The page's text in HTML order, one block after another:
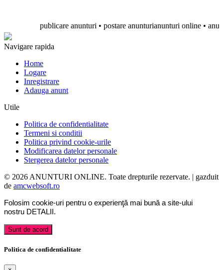
publicare anunturi • postare anunturianunturi online •
Navigare rapida
Home
Logare
Inregistrare
Adauga anunt
Utile
Politica de confidentialitate
Termeni si conditii
Politica privind cookie-urile
Modificarea datelor personale
Stergerea datelor personale
© 2026 ANUNTURI ONLINE. Toate drepturile rezervate. | gazduit
de amcwebsoft.ro
Folosim cookie-uri pentru o experienţă mai bună a site-ului
nostru DETALII .
Sunt de acord
Politica de confidentialitate